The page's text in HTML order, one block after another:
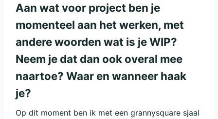
Aan wat voor project ben je
momenteel aan het werken, met
andere woorden wat is je WIP?
Neem je dat dan ook overal mee
naartoe? Waar en wanneer haak
je?
Op dit moment ben ik met een grannysquare sjaal